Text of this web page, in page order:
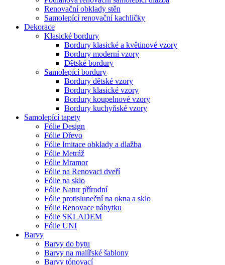
Renovační obklady stěn
Samolepící renovační kachličky
Dekorace
Klasické bordury
Bordury klasické a květinové vzory
Bordury moderní vzory
Dětské bordury
Samolepící bordury
Bordury dětské vzory
Bordury klasické vzory
Bordury koupelnové vzory
Bordury kuchyňské vzory
Samolepící tapety
Fólie Design
Fólie Dřevo
Fólie Imitace obklady a dlažba
Fólie Metráž
Fólie Mramor
Fólie na Renovaci dveří
Fólie na sklo
Fólie Natur přírodní
Fólie protisluneční na okna a sklo
Fólie Renovace nábytku
Fólie SKLADEM
Fólie UNI
Barvy
Barvy do bytu
Barvy na malířské šablony
Barvy tónovací